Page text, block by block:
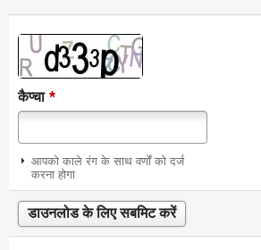
कैप्चा *
आपको काले रंग के साथ वर्णों को दर्ज
करना होगा